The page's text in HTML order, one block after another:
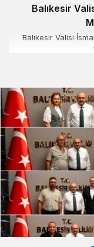
Balıkesir
Balıkesir Valisi